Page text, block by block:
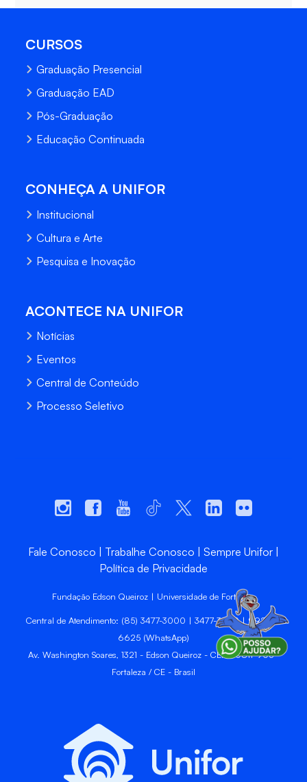
CURSOS
Graduação Presencial
Graduação EAD
Pós-Graduação
Educação Continuada
CONHEÇA A UNIFOR
Institucional
Cultura e Arte
Pesquisa e Inovação
ACONTECE NA UNIFOR
Notícias
Eventos
Central de Conteúdo
Processo Seletivo
Fale Conosco Trabalhe Conosco
Sempre Unifor
Política de Privacidade
Fundação Edson Queiroz | Universidade de Fortaleza
Central de Atendimento: (85) 3477-3000 | 3477-3400 | 99246-
6625 (WhatsApp)
Av. Washington Soares, 1321 - Edson Queiroz - CEP 60811-905 -
Fortaleza / CE - Brasil